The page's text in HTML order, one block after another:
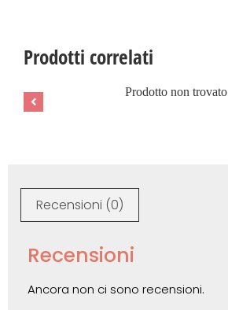
Prodotti correlati
Prodotto non trovato
Recensioni (0)
Recensioni
Ancora non ci sono recensioni.